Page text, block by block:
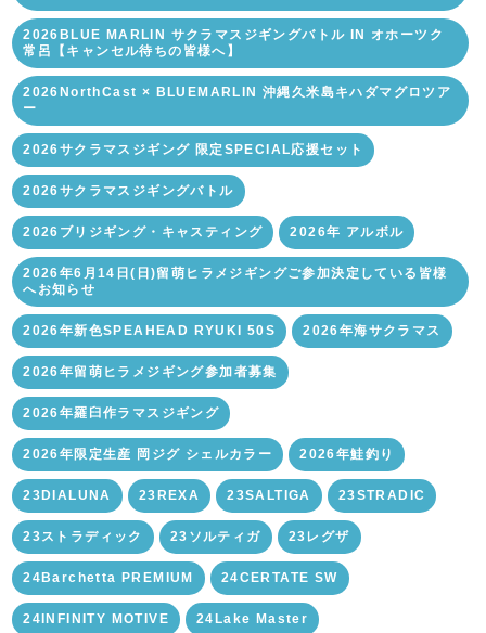
2026BLUE MARLIN サクラマスジギングバトル IN オホーツク
常呂【キャンセル待ちの皆様へ】
2026NorthCast × BLUEMARLIN 沖縄久米島キハダマグロツア
ー
2026サクラマスジギング 限定SPECIAL応援セット
2026サクラマスジギングバトル
2026ブリジギング・キャスティング 2026年 アルボル
2026年6月14日(日)留萌ヒラメジギングご参加決定している皆様
へお知らせ
2026年新色SPEAHEAD RYUKI 50S 2026年海サクラマス
2026年留萌ヒラメジギング参加者募集
2026年羅臼作ラマスジギング
2026年限定生産 岡ジグ シェルカラー 2026年鮭釣り
23DIALUNA 23REXA 23SALTIGA 23STRADIC
23ストラディック 23ソルティガ 23レグザ
24Barchetta PREMIUM 24CERTATE SW
24INFINITY MOTIVE 24Lake Master